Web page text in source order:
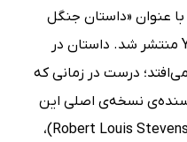
مجموعه‌ی دنباله‌دار در سال 1883 با عنوان «داستان جنگل
تونستال» در نشریه‌ی Young Folks منتشر شد. داستان در
درست در زمانی که
نسخه‌ی اصلی این
رمان، رابرت لویی استیونسون (Robert Louis Stevenson)،